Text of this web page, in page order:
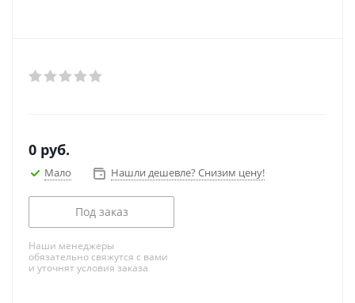
0 руб.
Мало Нашли дешевле? Снизим цену!
Под заказ
Наши менеджеры
обязательно свяжутся с вами
и уточнят условия заказа